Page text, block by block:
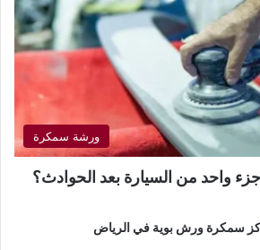
ورشة سمكرة
جزء واحد من السيارة بعد الحوادث؟
سمكرة ورش بوية في الرياض